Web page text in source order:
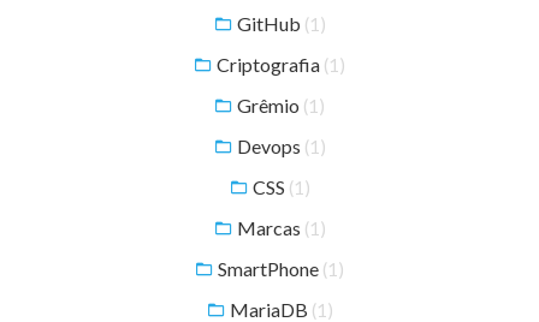
GitHub (1)
Criptografia (1)
Grêmio (1)
Devops (1)
CSS (1)
Marcas (1)
SmartPhone (1)
MariaDB (1)